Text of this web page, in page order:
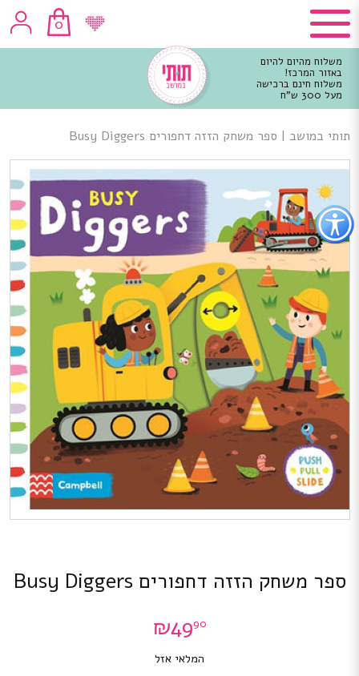
כפתור
לפתיחת
תפריט
נגישות
0
משלוח מהיום להיום
באזור המרכז!
משלוח חינם ברכישה
מעל 300 ש"ח
מרכזי
תותי במושב | ספר משחק הזזה דחפורים Busy Diggers
ספר משחק הזזה דחפורים Busy Diggers
₪4990
המלאי אזל